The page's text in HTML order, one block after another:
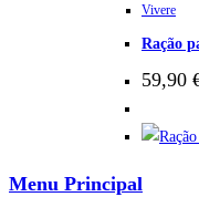
Vivere
Ração
59,90
Menu Principal